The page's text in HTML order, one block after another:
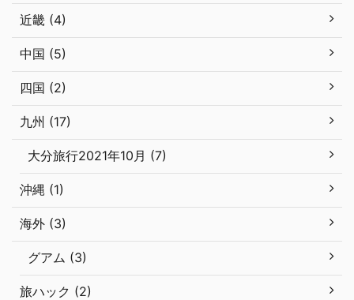
近畿 (4)
中国 (5)
四国 (2)
九州 (17)
大分旅行2021年10月 (7)
沖縄 (1)
海外 (3)
グアム (3)
旅ハック (2)